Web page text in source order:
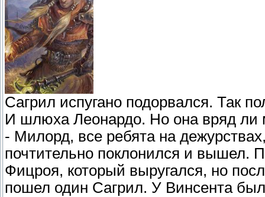
Сагрил испугано подорвался. Так
И шлюха Леонардо. Но она вряд ли
- Милорд, все ребята на
почтительно поклонился и вышел.
Фицроя, который выругался, но
пошел один Сагрил. У Винсента